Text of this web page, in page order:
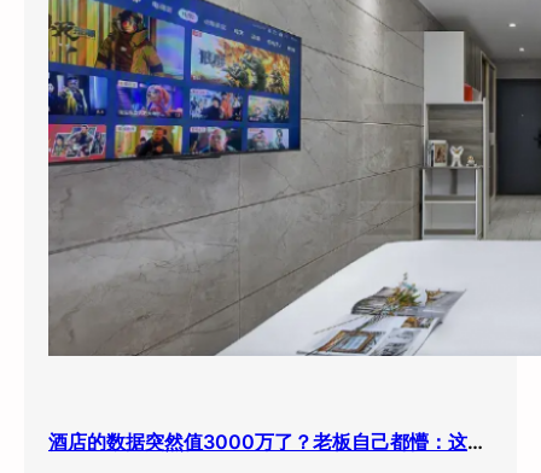
酒店的数据突然值3000万了？老板自己都懵：这玩意儿还能卖钱？